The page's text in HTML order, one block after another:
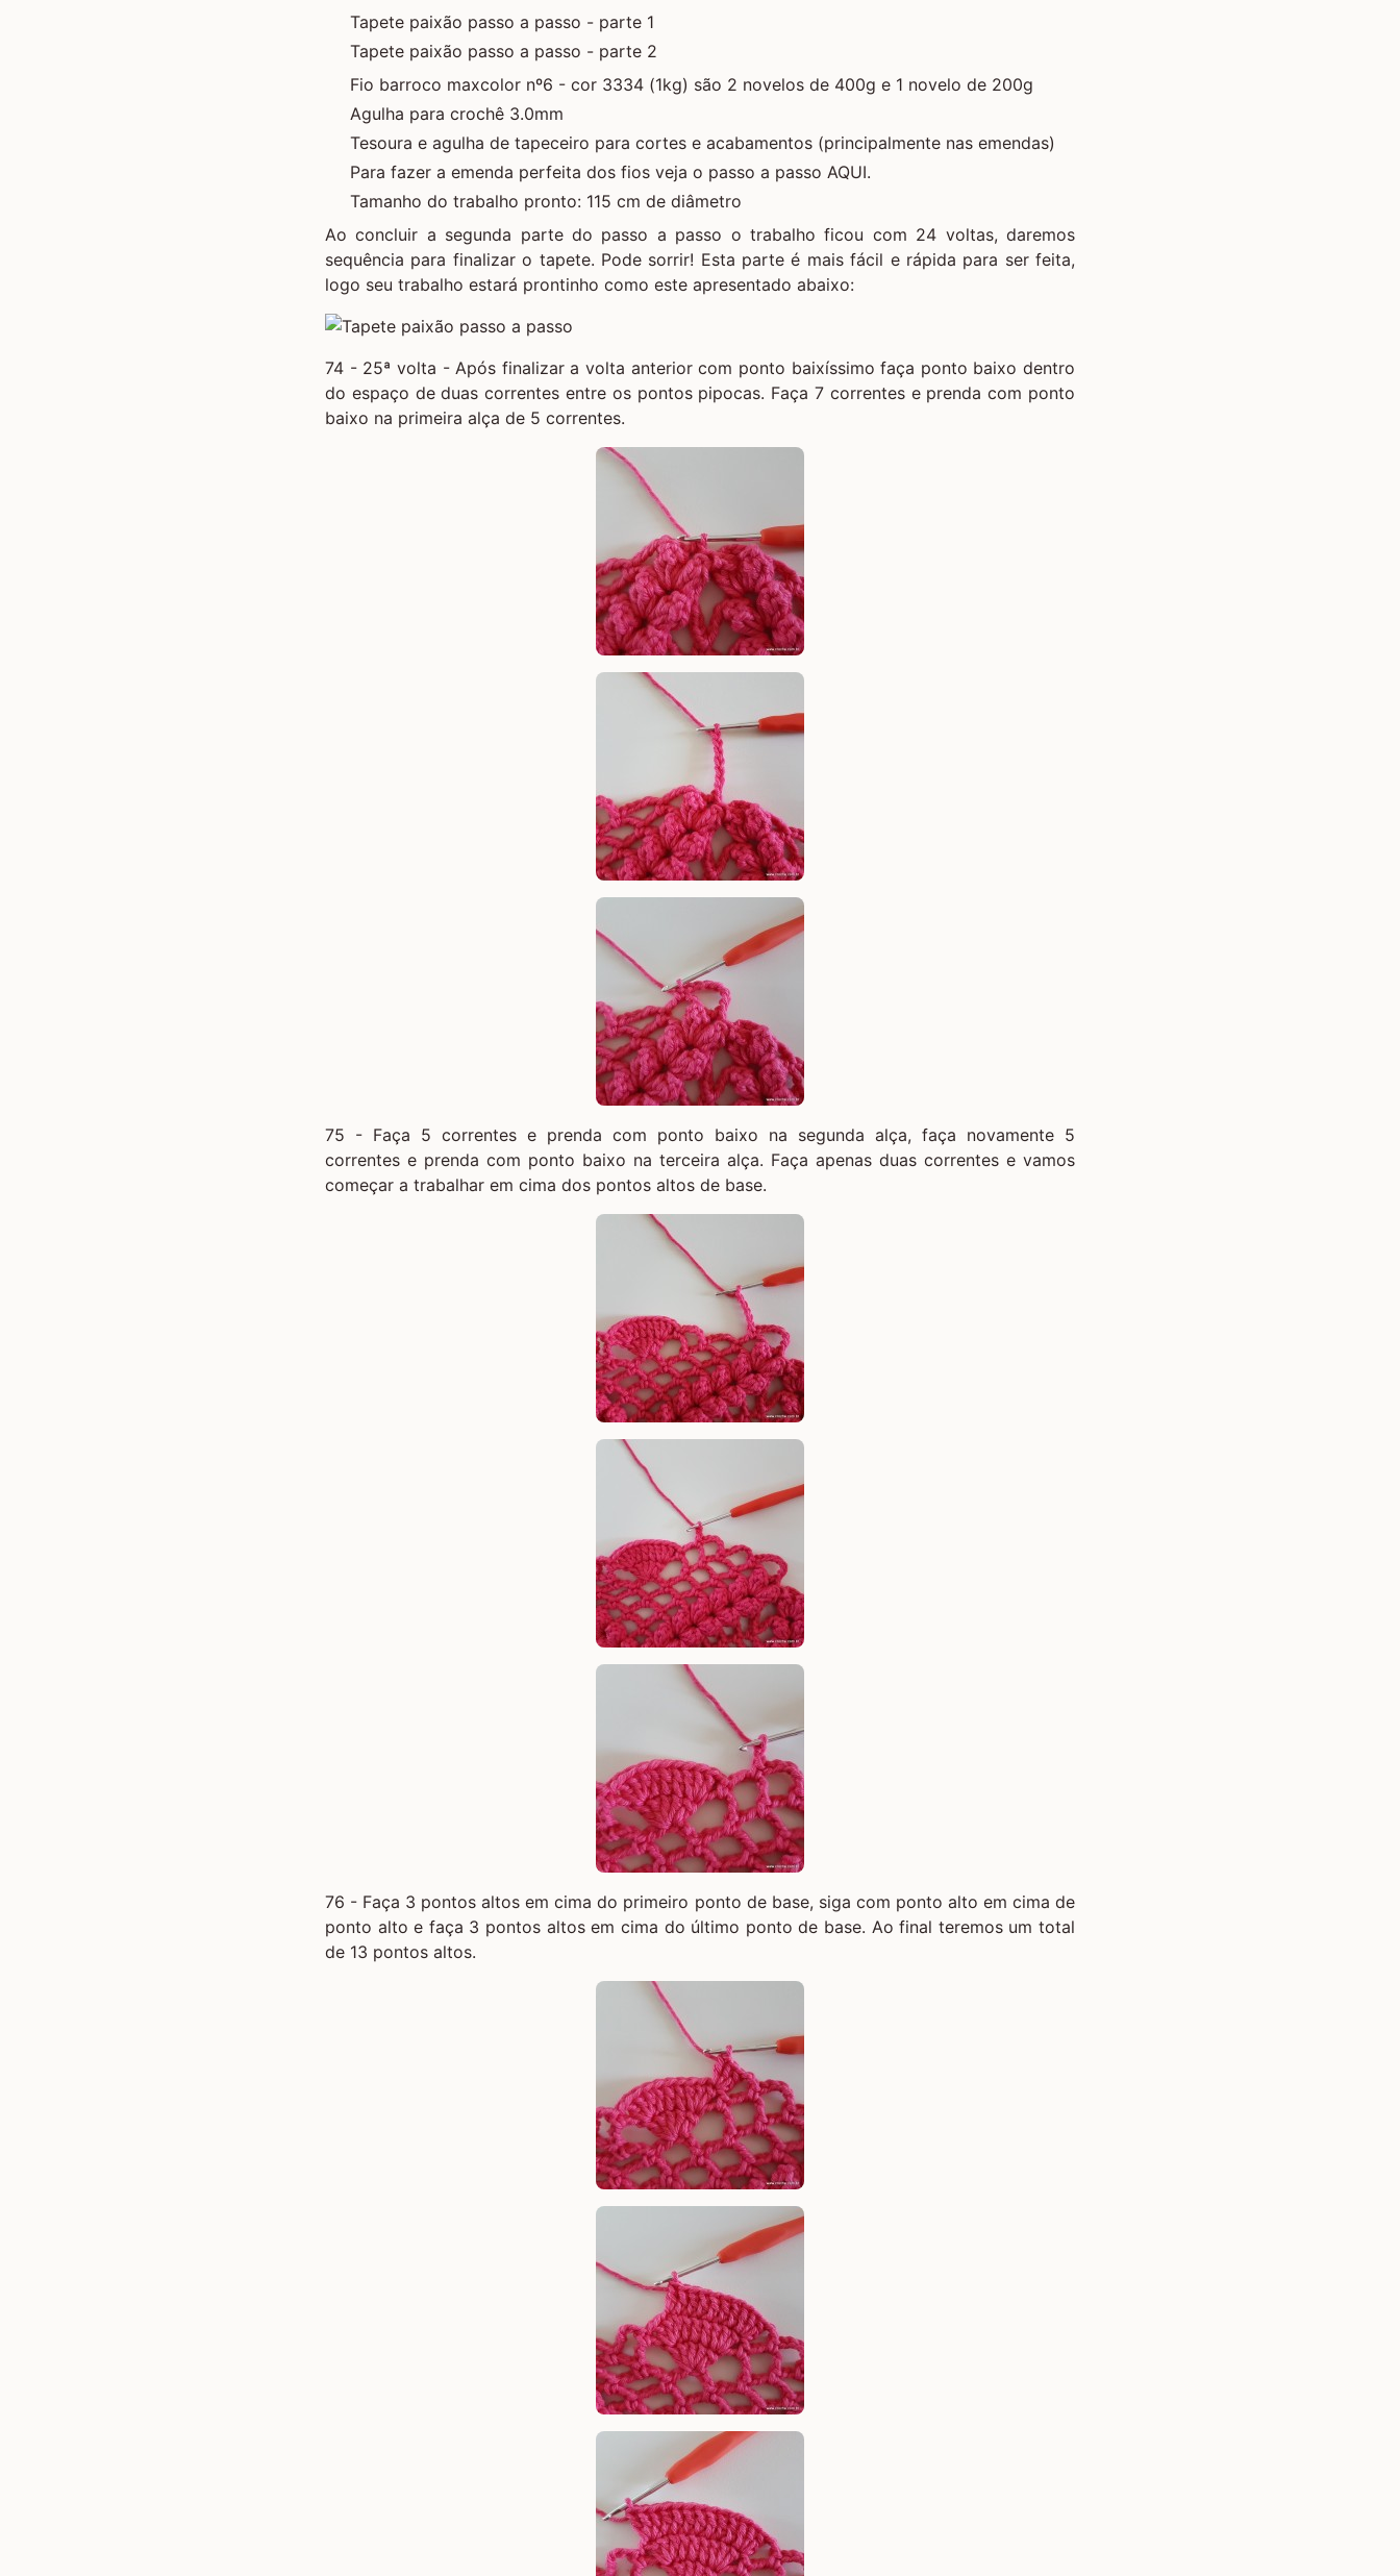
Tapete paixão passo a passo - parte 1
Tapete paixão passo a passo - parte 2
Fio barroco maxcolor nº6 - cor 3334 (1kg) são 2 novelos de 400g e 1 novelo de 200g
Agulha para crochê 3.0mm
Tesoura e agulha de tapeceiro para cortes e acabamentos (principalmente nas emendas)
Para fazer a emenda perfeita dos fios veja o passo a passo AQUI.
Tamanho do trabalho pronto: 115 cm de diâmetro
Ao concluir a segunda parte do passo a passo o trabalho ficou com 24 voltas, daremos
sequência para finalizar o tapete. Pode sorrir! Esta parte é mais fácil e rápida para ser feita,
logo seu trabalho estará prontinho como este apresentado abaixo:
74 - 25ª volta - Após finalizar a volta anterior com ponto baixíssimo faça ponto baixo dentro
do espaço de duas correntes entre os pontos pipocas. Faça 7 correntes e prenda com ponto
baixo na primeira alça de 5 correntes.
75 - Faça 5 correntes e prenda com ponto baixo na segunda alça, faça novamente 5
correntes e prenda com ponto baixo na terceira alça. Faça apenas duas correntes e vamos
começar a trabalhar em cima dos pontos altos de base.
76 - Faça 3 pontos altos em cima do primeiro ponto de base, siga com ponto alto em cima de
ponto alto e faça 3 pontos altos em cima do último ponto de base. Ao final teremos um total
de 13 pontos altos.